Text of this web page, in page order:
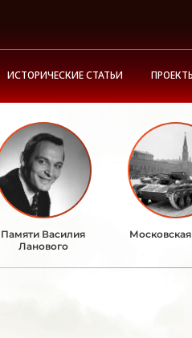
ИСТОРИЧЕСКИЕ СТАТЬИ
Памяти Василия
Ланового
Московская